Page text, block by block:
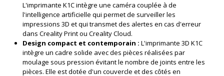
L'imprimante K1C intègre une caméra couplée à de
l'intelligence artificielle qui permet de surveiller les
impressions 3D et qui transmet des alertes en cas d'erreur
dans Creality Print ou Creality Cloud.
Design compact et contemporain : L'imprimante 3D K1C
intègre un cadre solide avec des pièces réalisées par
moulage sous pression évitant le nombre de joints entre les
pièces. Elle est dotée d'un couvercle et des côtés en